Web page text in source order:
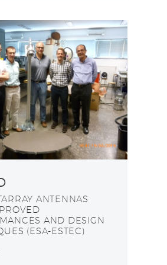
ANTENNAS
AND DESIGN
(ESA-ESTEC)